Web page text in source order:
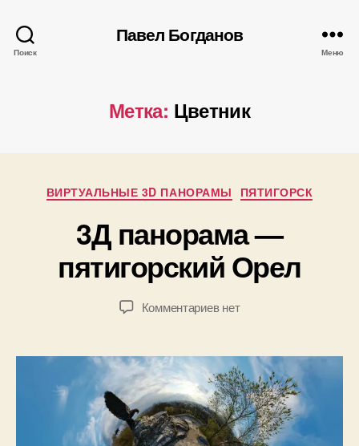
Поиск
Павел Богданов
Меню
Метка: Цветник
Рубрики
ВИРТУАЛЬНЫЕ 3D ПАНОРАМЫ ПЯТИГОРСК
3Д панорама —
пятигорский Орел
записи
о
:
П
а
в
л
д
а
н
о
записи
4
.
0
.
1
3
Комментариевк
панорама
—
пятигорский
Орел
нет